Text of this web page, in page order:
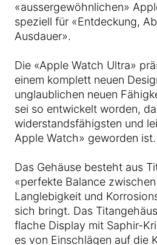
«aussergewöhnlichen»
speziell für «Entdeckung,
Ausdauer».
Die «Apple Watch Ultra»
einem komplett neuen
unglaublichen neuen
sei so entwickelt worden,
widerstandsfähigsten und
Apple Watch» geworden ist.
Das Gehäuse besteht aus
«perfekte Balance
Langlebigkeit und
sich bringt. Das
flache Display mit Saphir-
es von Einschlägen auf die